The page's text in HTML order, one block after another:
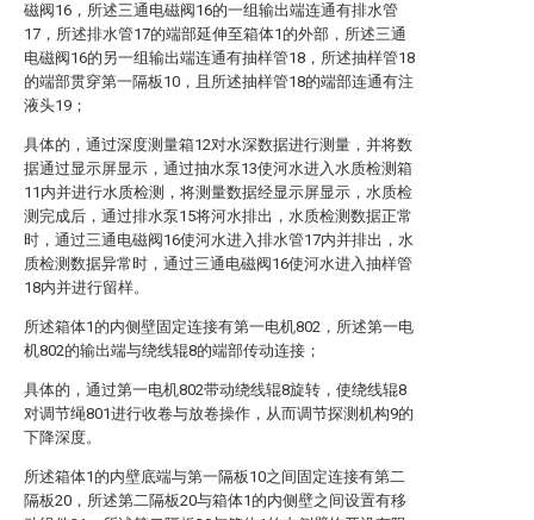
磁阀16，所述三通电磁阀16的一组输出端连通有排水管
17，所述排水管17的端部延伸至箱体1的外部，所述三通
电磁阀16的另一组输出端连通有抽样管18，所述抽样管18
的端部贯穿第一隔板10，且所述抽样管18的端部连通有注
液头19；
具体的，通过深度测量箱12对水深数据进行测量，并将数
据通过显示屏显示，通过抽水泵13使河水进入水质检测箱
11内并进行水质检测，将测量数据经显示屏显示，水质检
测完成后，通过排水泵15将河水排出，水质检测数据正常
时，通过三通电磁阀16使河水进入排水管17内并排出，水
质检测数据异常时，通过三通电磁阀16使河水进入抽样管
18内并进行留样。
所述箱体1的内侧壁固定连接有第一电机802，所述第一电
机802的输出端与绕线辊8的端部传动连接；
具体的，通过第一电机802带动绕线辊8旋转，使绕线辊8
对调节绳801进行收卷与放卷操作，从而调节探测机构9的
下降深度。
所述箱体1的内壁底端与第一隔板10之间固定连接有第二
隔板20，所述第二隔板20与箱体1的内侧壁之间设置有移